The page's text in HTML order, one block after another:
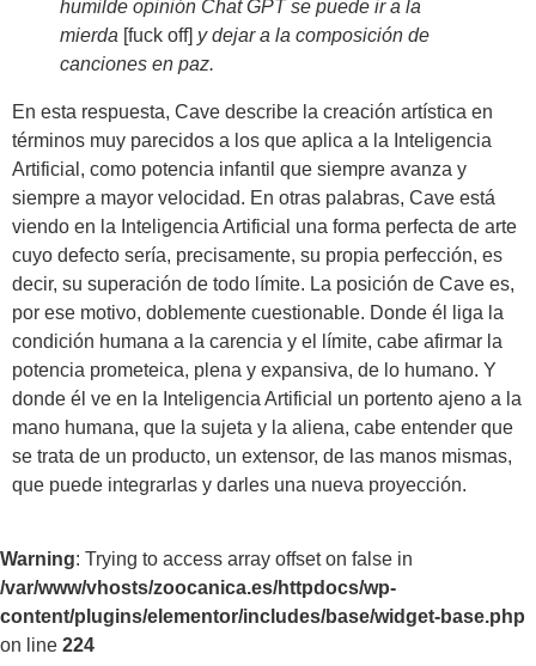
humilde opinión Chat GPT se puede ir a la
mierda [fuck off] y dejar a la composición de
canciones en paz.
En esta respuesta, Cave describe la creación artística en
términos muy parecidos a los que aplica a la Inteligencia
Artificial, como potencia infantil que siempre avanza y
siempre a mayor velocidad. En otras palabras, Cave está
viendo en la Inteligencia Artificial una forma perfecta de arte
cuyo defecto sería, precisamente, su propia perfección, es
decir, su superación de todo límite. La posición de Cave es,
por ese motivo, doblemente cuestionable. Donde él liga la
condición humana a la carencia y el límite, cabe afirmar la
potencia prometeica, plena y expansiva, de lo humano. Y
donde él ve en la Inteligencia Artificial un portento ajeno a la
mano humana, que la sujeta y la aliena, cabe entender que
se trata de un producto, un extensor, de las manos mismas,
que puede integrarlas y darles una nueva proyección.
Warning: Trying to access array offset on false in
/var/www/vhosts/zoocanica.es/httpdocs/wp-
content/plugins/elementor/includes/base/widget-base.php
on line 224